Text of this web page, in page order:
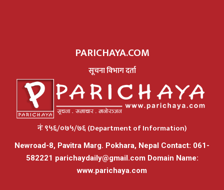
PARICHAYA.COM
सूचना विभाग दर्ता
नंः ९५६/०७५/७६ (Department of Information)
Newroad-8, Pavitra Marg. Pokhara, Nepal Contact: 061-
582221 parichaydaily@gmail.comDomain Name:
www.parichaya.com